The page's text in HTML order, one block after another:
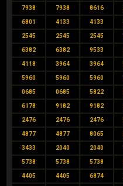
7938 7938 8616
6801 4133 4133
2545 2545 2545
6382 6382 9533
4118 3964 3964
5960 5960 5960
0685 0685 5822
6178 9182 9182
2476 2476 2476
4877 4877 8065
3433 2040 2040
5738 5738 5738
4405 4405 6874